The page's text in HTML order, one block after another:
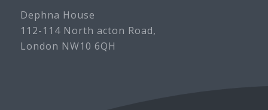
Dephna House
112-114 North acton Road,
London NW10 6QH